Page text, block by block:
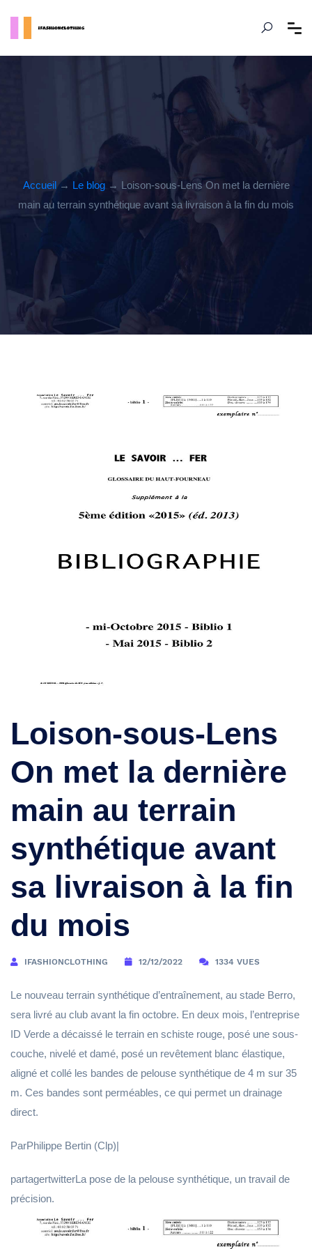
Accueil→ Le blog→ Loison-sous-Lens On met la dernière
main au terrain synthétique avant sa livraison à la fin du mois
Loison-sous-Lens
On met la dernière
main au terrain
synthétique avant
sa livraison à la fin
du mois
IFASHIONCLOTHING 12/12/2022 1334 VUES
Le nouveau terrain synthétique d’entraînement, au stade Berro,
sera livré au club avant la fin octobre. En deux mois, l’entreprise
ID Verde a décaissé le terrain en schiste rouge, posé une sous-
couche, nivelé et damé, posé un revêtement blanc élastique,
aligné et collé les bandes de pelouse synthétique de 4 m sur 35
m. Ces bandes sont perméables, ce qui permet un drainage
direct.
ParPhilippe Bertin (Clp)|
partagertwitterLa pose de la pelouse synthétique, un travail de
précision.